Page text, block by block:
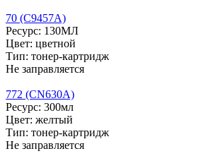
70 (C9457A)
Ресурс: 130МЛ
Цвет: цветной
Тип: тонер-картридж
Не заправляется
772 (CN630A)
Ресурс: 300мл
Цвет: желтый
Тип: тонер-картридж
Не заправляется